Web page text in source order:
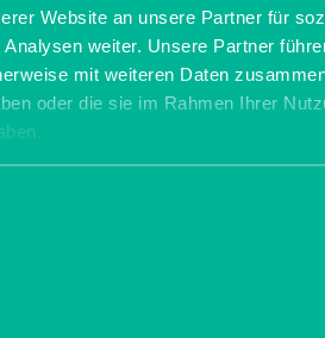
Website an unsere Partner für
Analysen weiter. Unsere Partner
mit weiteren Daten
oder die sie im Rahmen Ihrer